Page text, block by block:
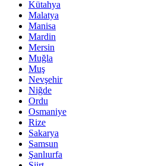
Kütahya
Malatya
Manisa
Mardin
Mersin
Muğla
Muş
Nevşehir
Niğde
Ordu
Osmaniye
Rize
Sakarya
Samsun
Şanlıurfa